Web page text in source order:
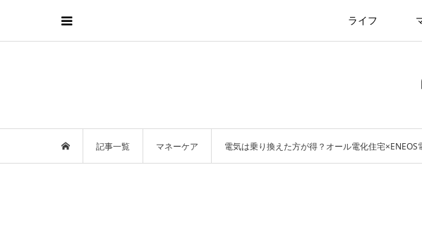
ライフ
記事一覧 マネーケア 電気は乗り換えた方が得？オール電化住宅